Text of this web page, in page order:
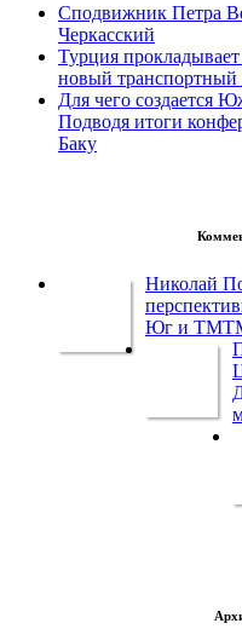
Сподвижник Петра
Черкасский
Турция
новый транспортный
Для чего создается
Подводя итоги
Баку
Николай
Юг и